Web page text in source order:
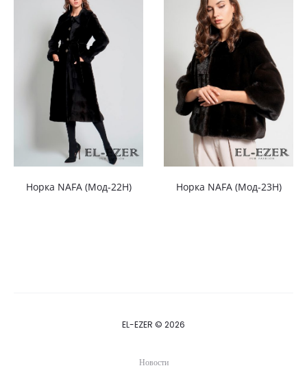
Норка NAFA (Мод-22Н) Норка NAFA (Мод-23Н)
EL-EZER © 2026
Новости